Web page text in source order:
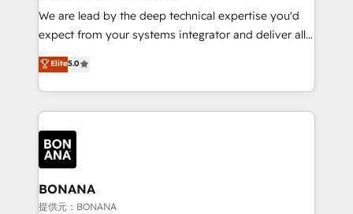
needs, ensuring a personalized approach that aligns
with your growth objectives.
We are lead by the deep technical expertise you'd
expect from your systems integrator and deliver all
the agency services you'd expect from your
HubSpot Solutions Partner. As one of the UK's
longest-standing partners, we are experts at
maximising the value of the HubSpot platform and
building an integrated growth stack that brings your
business, operational and technical requirements to
life, and creates a 360˚ view of your customer to
help your teams do more. We specialise in HubSpot
technical services, website design and development
Elite5.0
BONANA
提供元：BONANA